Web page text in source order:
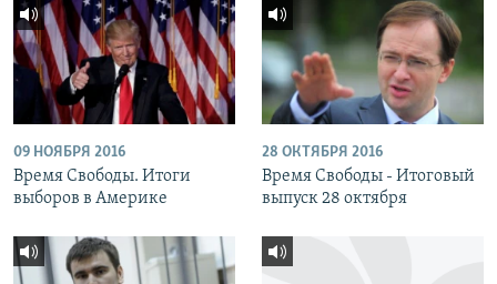
09 НОЯБРЯ 2016
Время Свободы. Итоги
выборов в Америке
28 ОКТЯБРЯ 2016
Время Свободы - Итоговый
выпуск 28 октября